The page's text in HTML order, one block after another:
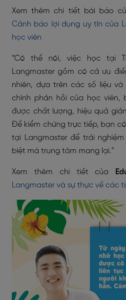
Xem thêm chi tiết bài báo
Cảnh báo lợi dụng uy tín của
học viên
“Có thể nói, việc học tại
Langmaster gồm có cả ưu
nhiên, dựa trên các số liệu
chính phản hồi của học viên,
được chất lượng, hiệu quả
Để kiểm chứng trực tiếp, bạn
tại Langmaster để trải
biệt mà trung tâm mang lại.”
Xem thêm chi tiết của
Langmaster và sự thực về các